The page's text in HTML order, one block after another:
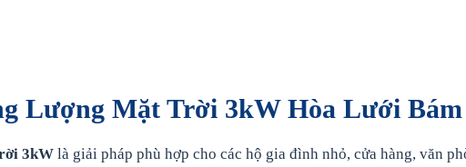
Lượng Mặt Trời 3kW Hòa Lưới
3kW là giải pháp phù hợp cho các hộ gia đình nhỏ, cửa hàng, văn